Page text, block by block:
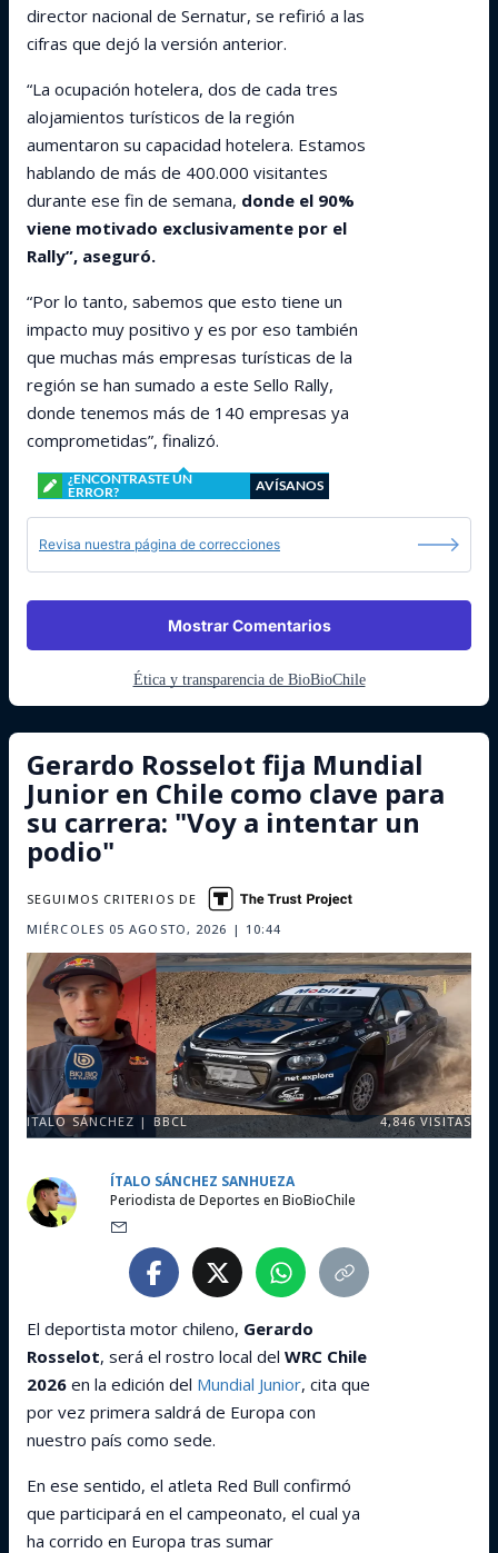
director nacional de Sernatur, se refirió a las
cifras que dejó la versión anterior.
“La ocupación hotelera, dos de cada tres
alojamientos turísticos de la región
aumentaron su capacidad hotelera. Estamos
hablando de más de 400.000 visitantes
durante ese fin de semana, donde el 90%
viene motivado exclusivamente por el
Rally”, aseguró.
“Por lo tanto, sabemos que esto tiene un
impacto muy positivo y es por eso también
que muchas más empresas turísticas de la
región se han sumado a este Sello Rally,
donde tenemos más de 140 empresas ya
comprometidas”, finalizó.
¿ENCONTRASTE UN
ERROR?
AVÍSANOS
Revisa nuestra página de correcciones
Mostrar Comentarios
Ética y transparencia de BioBioChile
Gerardo Rosselot fija Mundial
Junior en Chile como clave para
su carrera: "Voy a intentar un
podio"
MIÉRCOLES 05 AGOSTO, 2026 | 10:44
SEGUIMOS CRITERIOS DE
ITALO SÁNCHEZ | BBCL 4,846 VISITAS
ÍTALO SÁNCHEZ SANHUEZA
Periodista de Deportes en BioBioChile
El deportista motor chileno, Gerardo
Rosselot, será el rostro local del WRC Chile
2026 en la edición del Mundial Junior, cita que
por vez primera saldrá de Europa con
nuestro país como sede.
En ese sentido, el atleta Red Bull confirmó
que participará en el campeonato, el cual ya
ha corrido en Europa tras sumar